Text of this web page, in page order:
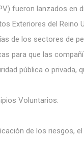
fueron lanzados en
Exteriores del Reino
de los sectores de
para que las
pública o privada,
Voluntarios:
de los riesgos,